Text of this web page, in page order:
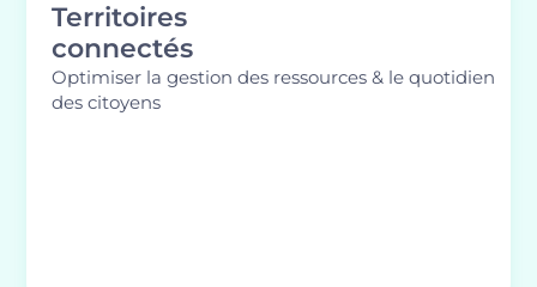
Territoires
connectés
Optimiser la gestion des ressources & le quotidien
des citoyens